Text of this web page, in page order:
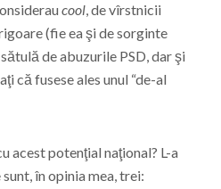
cool, de vîrstnicii
(fie ea şi de sorginte
de abuzurile PSD, dar şi
că fusese ales unul “de-al
acest potenţial naţional? L-a
în opinia mea, trei: